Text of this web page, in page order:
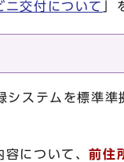
ニ交付について 」
ステムを標準準
容について、前住